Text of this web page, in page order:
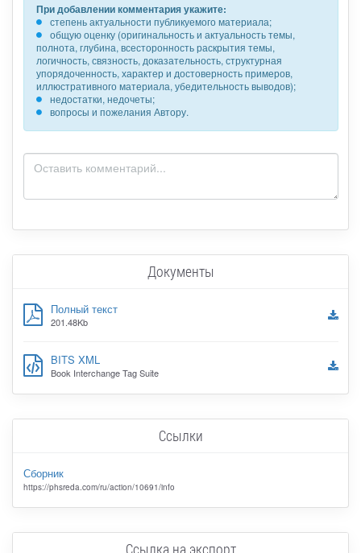
При добавлении комментария укажите:
степень актуальности публикуемого материала;
общую оценку (оригинальность и актуальность темы,
полнота, глубина, всесторонность раскрытия темы,
логичность, связность, доказательность, структурная
упорядоченность, характер и достоверность примеров,
иллюстративного материала, убедительность выводов);
недостатки, недочеты;
вопросы и пожелания Автору.
Документы
Полный текст
201.48Kb
BITS XML
Book Interchange Tag Suite
Ссылки
Сборник
https://phsreda.com/ru/action/10691/info
Ссылка на экспорт